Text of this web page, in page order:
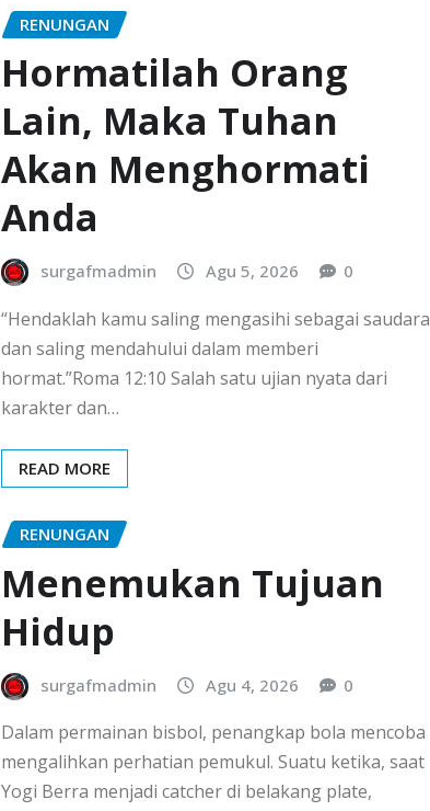
RENUNGAN
Hormatilah Orang
Lain, Maka Tuhan
Akan Menghormati
Anda
surgafmadmin Agu 5, 2026 0
“Hendaklah kamu saling mengasihi sebagai saudara
dan saling mendahului dalam memberi
hormat.”Roma 12:10 Salah satu ujian nyata dari
karakter dan…
READ MORE
RENUNGAN
Menemukan Tujuan
Hidup
surgafmadmin Agu 4, 2026 0
Dalam permainan bisbol, penangkap bola mencoba
mengalihkan perhatian pemukul. Suatu ketika, saat
Yogi Berra menjadi catcher di belakang plate,